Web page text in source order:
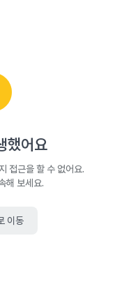
했어요
접근을 할 수 없어요.
해 보세요.
이동